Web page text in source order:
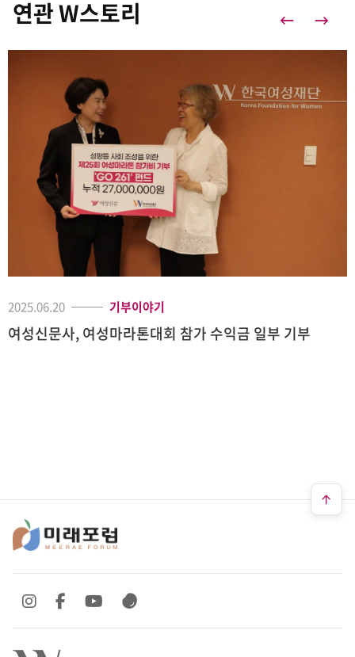
연관 W스토리
2025.06.20 기부이야기
여성신문사, 여성마라톤대회 참가 수익금 일부 기부
SNS 바로가기
SNS 바로가기SNS 바로가기
SNS 바로가기